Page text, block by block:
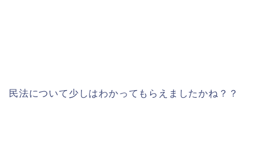
民法について少しはわかってもらえましたかね？？